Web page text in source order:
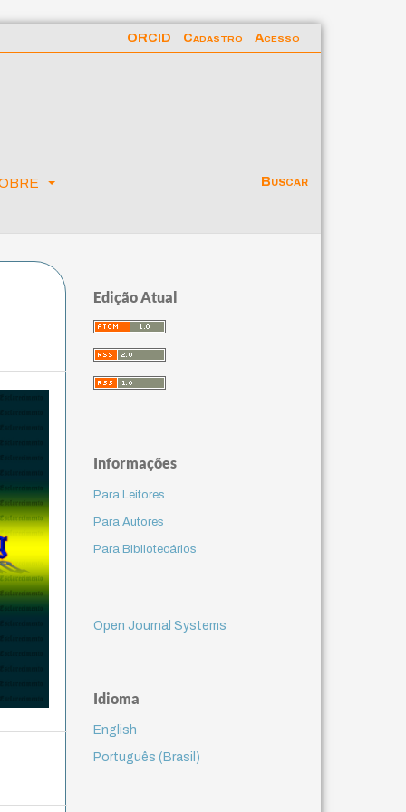
Buscar
ORCID Cadastro Acesso
Edição Atual
Informações
Para Leitores
Para Autores
Para Bibliotecários
Open Journal Systems
Idioma
English
Português (Brasil)